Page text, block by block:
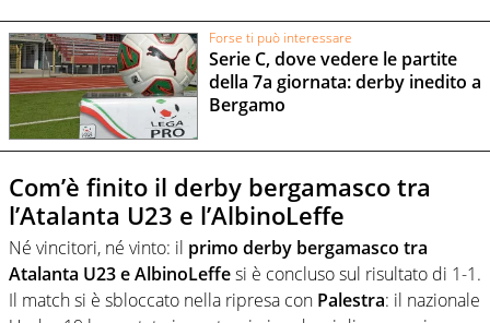
Forse ti può interessare
Serie C, dove vedere le partite
della 7a giornata: derby inedito a
Bergamo
Com’è finito il derby bergamasco tra
l’Atalanta U23 e l’AlbinoLeffe
Né vincitori, né vinto: il primo derby bergamasco tra
Atalanta U23 e AlbinoLeffesi è concluso sul risultato di 1-1.
Il match si è sbloccato nella ripresa con Palestra: il nazionale